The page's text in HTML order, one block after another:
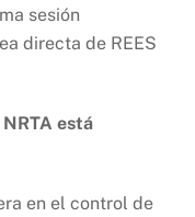
sesión
directa de REES
está
en el control de